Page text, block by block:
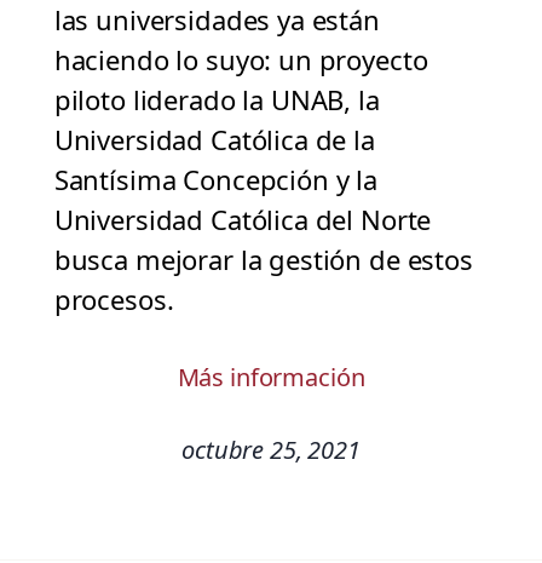
las universidades ya están
haciendo lo suyo: un proyecto
piloto liderado la UNAB, la
Universidad Católica de la
Santísima Concepción y la
Universidad Católica del Norte
busca mejorar la gestión de estos
procesos.
Más información
octubre 25, 2021